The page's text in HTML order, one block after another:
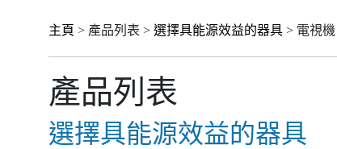
主頁 > 產品列表 > 選擇具能源效益的器具 > 電視機
產品列表
選擇具能源效益的器具